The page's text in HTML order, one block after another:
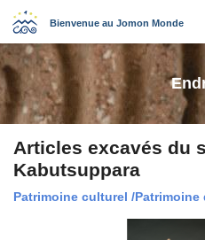
Bienvenue au Jomon Monde
Articles excavés du
Kabutsuppara
Patrimoine culturel /Patrimoine